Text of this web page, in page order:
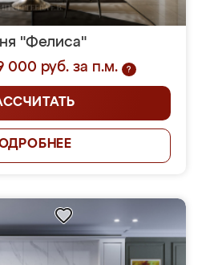
"Фелиса"
000 руб. за п.м.
?